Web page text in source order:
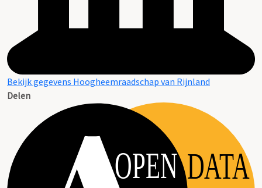
Bekijk gegevens Hoogheemraadschap van Rijnland
Delen
OPEN DATA